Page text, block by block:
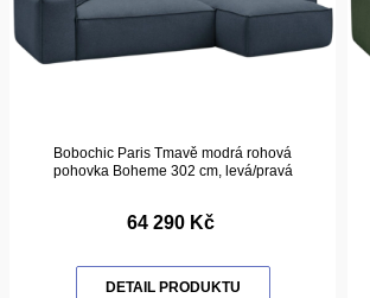
Bobochic Paris Tmavě modrá rohová
pohovka Boheme 302 cm, levá/pravá
64 290 Kč
DETAIL PRODUKTU